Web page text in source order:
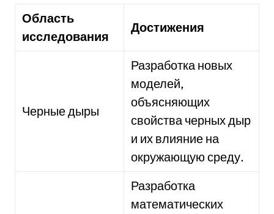
Область
исследования
Достижения
Черные дыры
Разработка новых
моделей,
объясняющих
свойства черных дыр
и их влияние на
окружающую среду.
Разработка
математических